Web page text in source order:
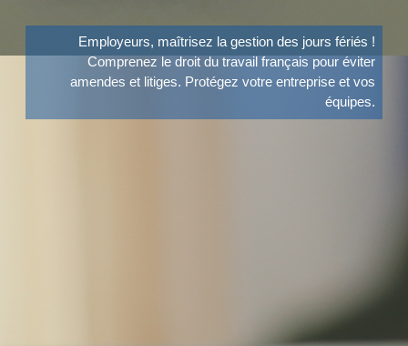
Employeurs, maîtrisez la gestion des jours fériés !
Comprenez le droit du travail français pour éviter
amendes et litiges. Protégez votre entreprise et vos
équipes.